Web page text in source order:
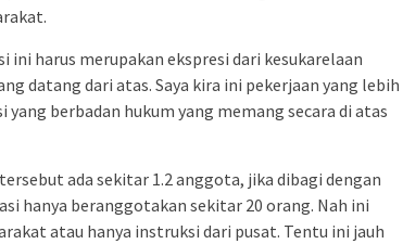
ini harus merupakan ekspresi dari kesukarelaan
datang dari atas. Saya kira ini pekerjaan yang lebih
berbadan hukum yang memang secara di atas
ada sekitar 1.2 anggota, jika dibagi dengan
hanya beranggotakan sekitar 20 orang. Nah ini
atau hanya instruksi dari pusat. Tentu ini jauh